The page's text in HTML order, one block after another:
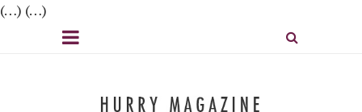
(…) (…)